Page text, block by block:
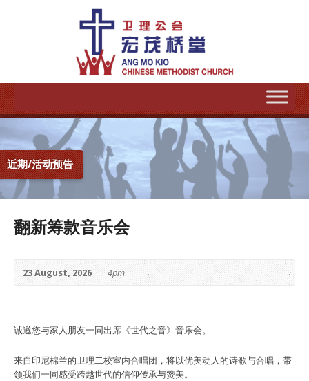
近期/活动预告
翻新筹款音乐会
23 August, 2026 4pm
诚邀您与家人朋友一同出席《世代之音》音乐会。
来自印尼棉兰的卫理二校室内合唱团，将以优美动人的诗歌与合唱，带
领我们一同感受跨越世代的信仰传承与赞美。